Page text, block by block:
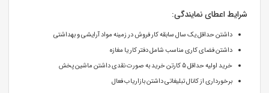
شرایط اعطای نمایندگی:
داشتن حداقل یک سال سابقه کار فروش در زمینه مواد آرایشی و بهداشتی
داشتن فضای کاری مناسب شامل دفتر کار یا مغازه
خرید اولیه حداقل 5 کارتن خرید به صورت نقدی داشتن ماشین پخش
برخورداری از کانال تبلیغاتی داشتن بازاریاب فعال